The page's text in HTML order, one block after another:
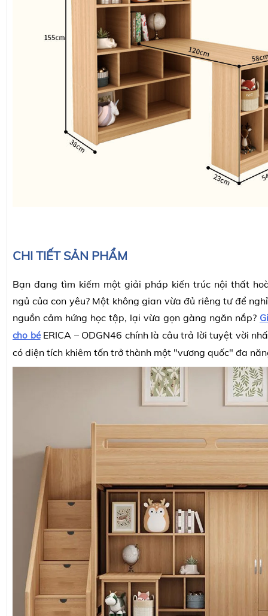
CHI TIẾT SẢN PHẨM
Bạn đang tìm kiếm một giải pháp kiến trúc nội thất
ngủ của con yêu? Một không gian vừa đủ riêng tư để
nguồn cảm hứng học tập, lại vừa gọn gàng ngăn nắp?
cho bé ERICA – ODGN46 chính là câu trả lời tuyệt vời
có diện tích khiêm tốn trở thành một "vương quốc" đa